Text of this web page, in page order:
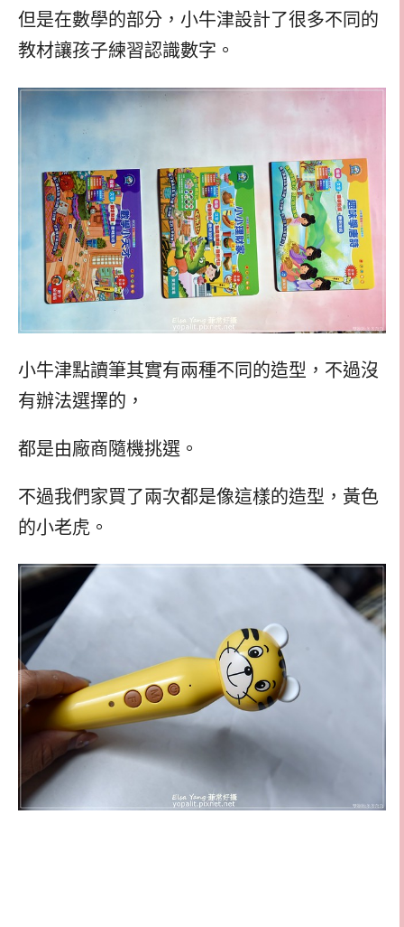
但是在數學的部分，小牛津設計了很多不同的
教材讓孩子練習認識數字。
小牛津點讀筆其實有兩種不同的造型，不過沒
有辦法選擇的，
都是由廠商隨機挑選。
不過我們家買了兩次都是像這樣的造型，黃色
的小老虎。